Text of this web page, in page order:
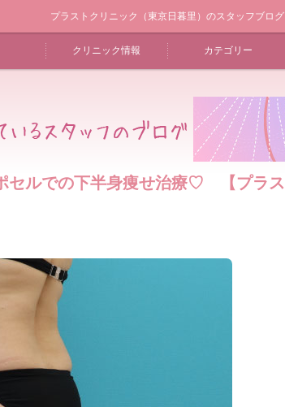
プラストクリニック（東京日暮里）のスタッフブログ
クリニック情報 カテゴリー
セルでの下半身痩せ治療♡ 【プラス